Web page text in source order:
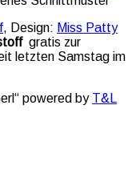
, Design: Miss Patty
gratis zur
letzten Samstag im
powered by T&L